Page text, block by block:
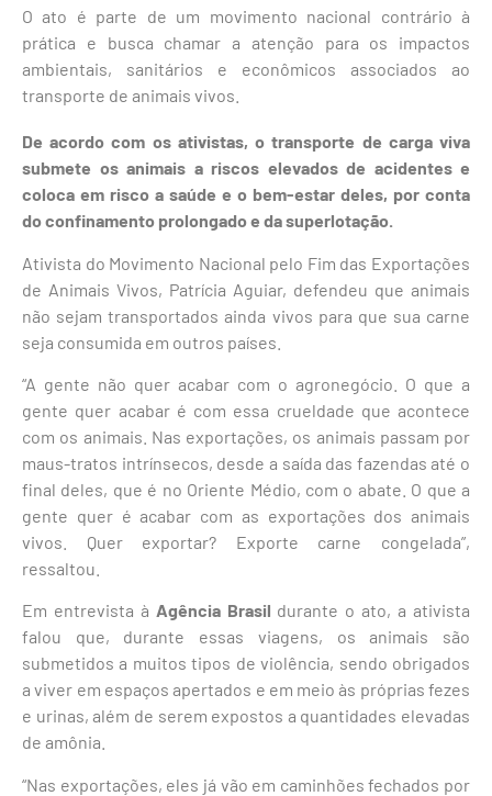
O ato é parte de um movimento nacional contrário à
prática e busca chamar a atenção para os impactos
ambientais, sanitários e econômicos associados ao
transporte de animais vivos.
De acordo com os ativistas, o transporte de carga viva
submete os animais a riscos elevados de acidentes e
coloca em risco a saúde e o bem-estar deles, por conta
do confinamento prolongado e da superlotação.
Ativista do Movimento Nacional pelo Fim das Exportações
de Animais Vivos, Patrícia Aguiar, defendeu que animais
não sejam transportados ainda vivos para que sua carne
seja consumida em outros países.
“A gente não quer acabar com o agronegócio. O que a
gente quer acabar é com essa crueldade que acontece
com os animais. Nas exportações, os animais passam por
maus-tratos intrínsecos, desde a saída das fazendas até o
final deles, que é no Oriente Médio, com o abate. O que a
gente quer é acabar com as exportações dos animais
vivos. Quer exportar? Exporte carne congelada”,
ressaltou.
Em entrevista à Agência Brasil durante o ato, a ativista
falou que, durante essas viagens, os animais são
submetidos a muitos tipos de violência, sendo obrigados
a viver em espaços apertados e em meio às próprias fezes
e urinas, além de serem expostos a quantidades elevadas
de amônia.
“Nas exportações, eles já vão em caminhões fechados por